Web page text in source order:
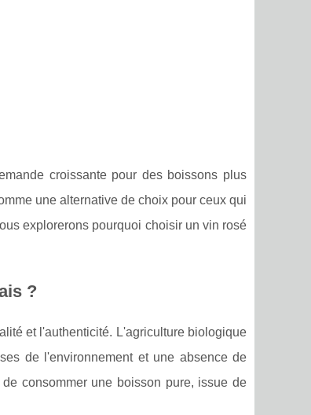
croissante pour des boissons plus
une alternative de choix pour ceux qui
explorerons pourquoi choisir un vin rosé
?
et l'authenticité. L'agriculture biologique
de l'environnement et une absence de
consommer une boisson pure, issue de